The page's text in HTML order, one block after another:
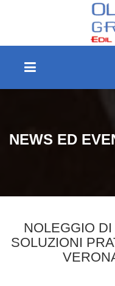
NEWS ED
NOLEGGIO DI
SOLUZIONI